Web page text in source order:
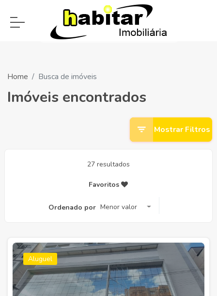
Home Busca de imóveis
Imóveis encontrados
Mostrar Filtros
27 resultados
Favoritos
Ordenado por Menor valor
Aluguel